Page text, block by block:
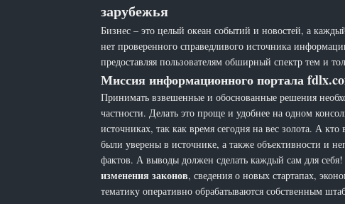
зарубежья
Бизнес – это целый океан событий и новостей, а
нет проверенного справедливого источника
предоставляя пользователям обширный спектр тем и
Миссия информационного портала
Принимать взвешенные и обоснованные решения
частности. Делать это проще и удобнее на одном
источниках, так как время сегодня на вес золота. А
были уверены в источнике, а также объективности и
фактов. А выводы должен сделать каждый сам для
изменения законов, сведения о новых стартапах,
тематику оперативно обрабатываются собственным